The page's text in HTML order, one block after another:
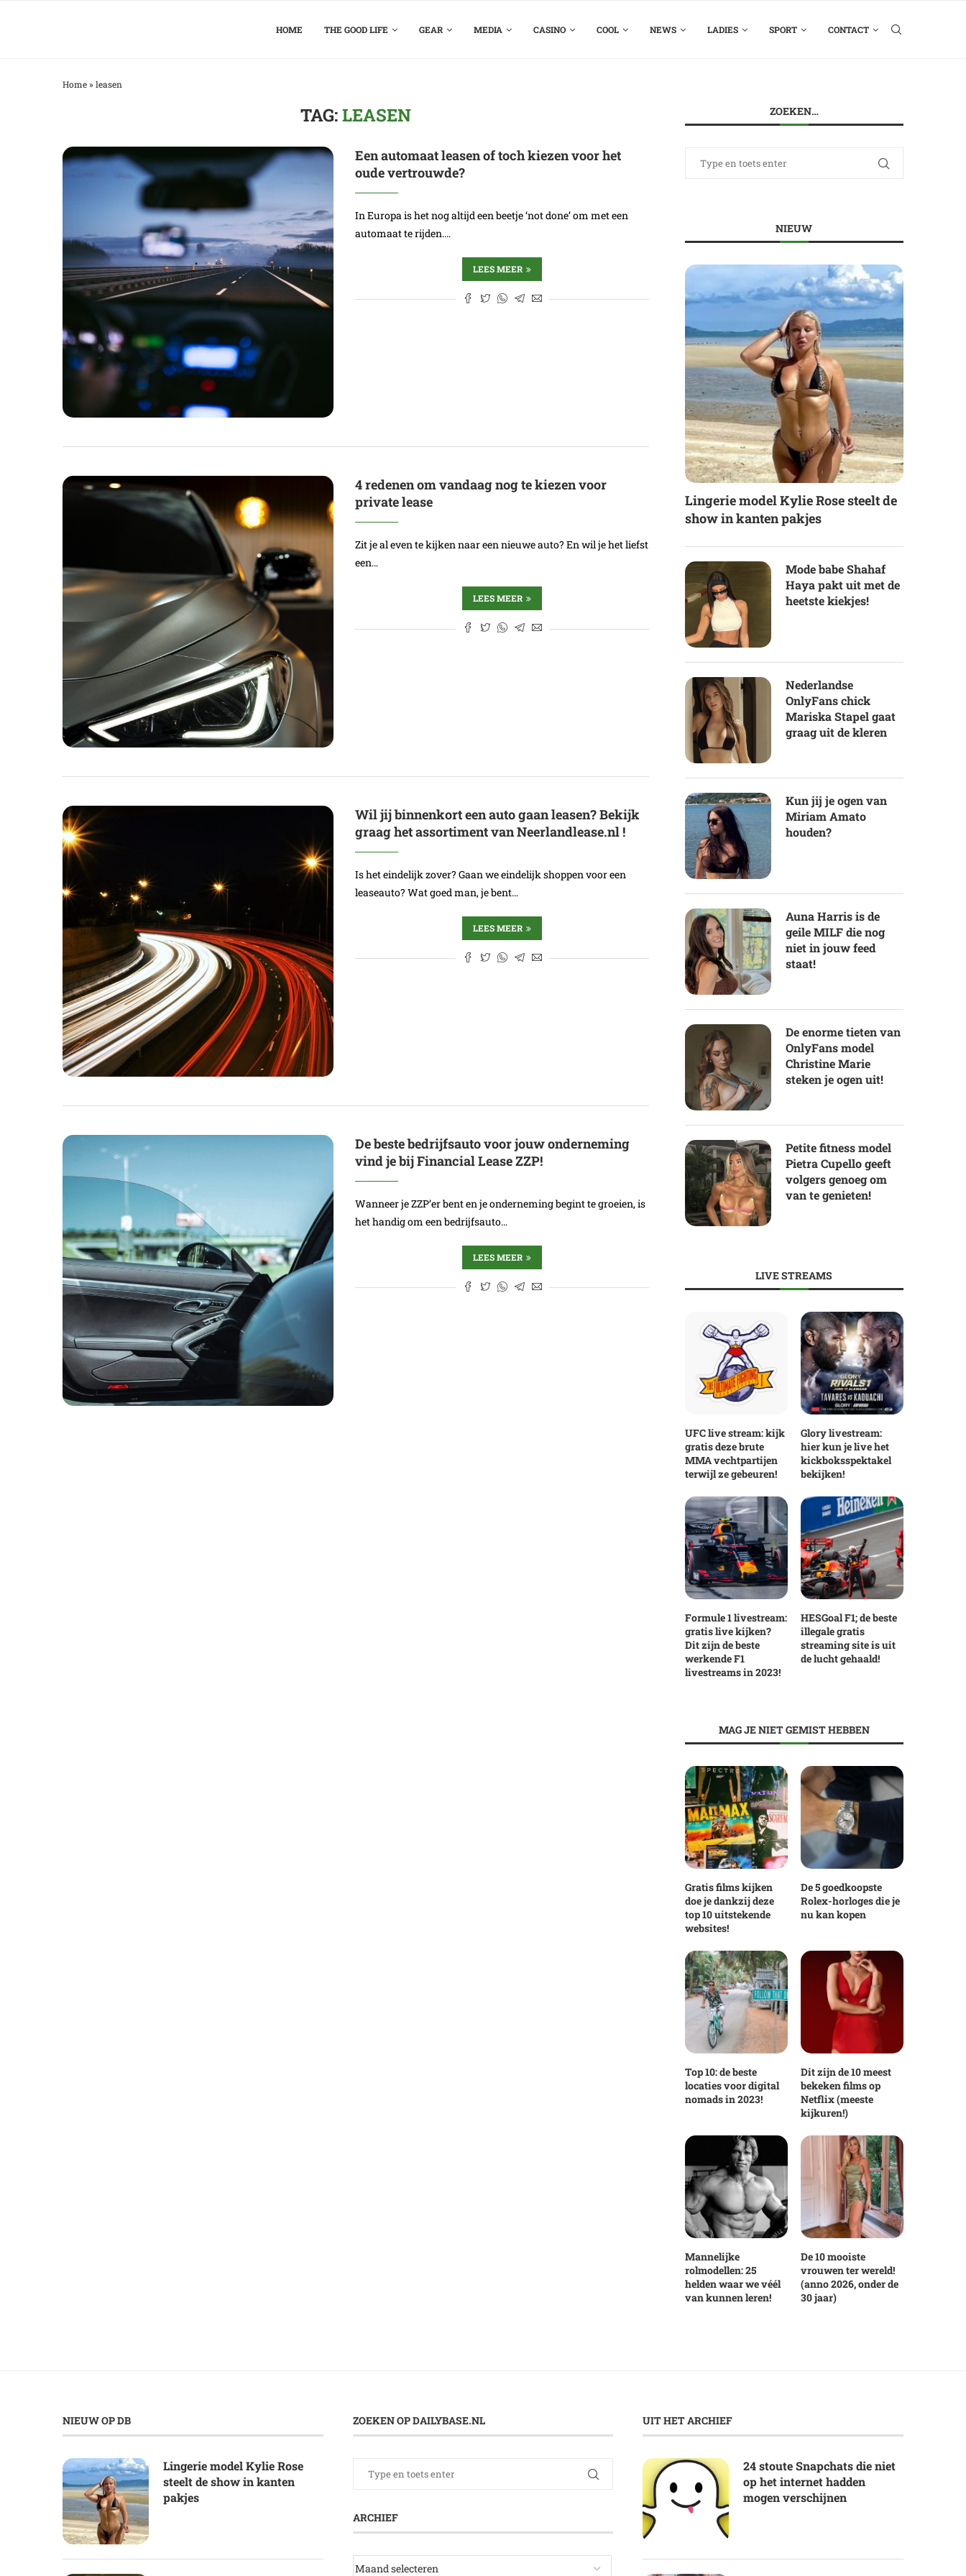
HOME THE GOOD LIFE GEAR MEDIA CASINO COOL NEWS LADIES SPORT CONTACT
Home» leasen
TAG:LEASEN
Een automaat leasen of toch kiezen voor het
oude vertrouwde?
In Europa is het nog altijd een beetje ‘not done’ om met een
automaat te rijden.…
LEES MEER
4 redenen om vandaag nog te kiezen voor
private lease
Zit je al even te kijken naar een nieuwe auto? En wil je het liefst
een…
LEES MEER
Wil jij binnenkort een auto gaan leasen? Bekijk
graag het assortiment van Neerlandlease.nl !
Is het eindelijk zover? Gaan we eindelijk shoppen voor een
leaseauto? Wat goed man, je bent…
LEES MEER
De beste bedrijfsauto voor jouw onderneming
vind je bij Financial Lease ZZP!
Wanneer je ZZP’er bent en je onderneming begint te groeien, is
het handig om een bedrijfsauto…
LEES MEER
ZOEKEN…
NIEUW
Lingerie model Kylie Rose steelt de
show in kanten pakjes
Mode babe Shahaf
Haya pakt uit met de
heetste kiekjes!
Nederlandse
OnlyFans chick
Mariska Stapel gaat
graag uit de kleren
Kun jij je ogen van
Miriam Amato
houden?
Auna Harris is de
geile MILF die nog
niet in jouw feed
staat!
De enorme tieten van
OnlyFans model
Christine Marie
steken je ogen uit!
Petite fitness model
Pietra Cupello geeft
volgers genoeg om
van te genieten!
LIVE STREAMS
UFC live stream: kijk
gratis deze brute
MMA vechtpartijen
terwijl ze gebeuren!
Glory livestream:
hier kun je live het
kickboksspektakel
bekijken!
Formule 1 livestream:
gratis live kijken?
Dit zijn de beste
werkende F1
livestreams in 2023!
HESGoal F1; de beste
illegale gratis
streaming site is uit
de lucht gehaald!
MAG JE NIET GEMIST HEBBEN
Gratis films kijken
doe je dankzij deze
top 10 uitstekende
websites!
De 5 goedkoopste
Rolex-horloges die je
nu kan kopen
Top 10: de beste
locaties voor digital
nomads in 2023!
Dit zijn de 10 meest
bekeken films op
Netflix (meeste
kijkuren!)
Mannelijke
rolmodellen: 25
helden waar we véél
van kunnen leren!
De 10 mooiste
vrouwen ter wereld!
(anno 2026, onder de
30 jaar)
NIEUW OP DB
Lingerie model Kylie Rose
steelt de show in kanten
pakjes
ZOEKEN OP DAILYBASE.NL
ARCHIEF
UIT HET ARCHIEF
24 stoute Snapchats die niet
op het internet hadden
mogen verschijnen